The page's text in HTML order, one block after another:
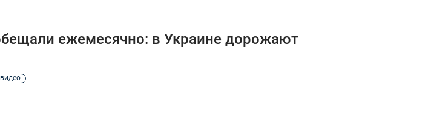
ежемесячно: в Украине дорожают
видео